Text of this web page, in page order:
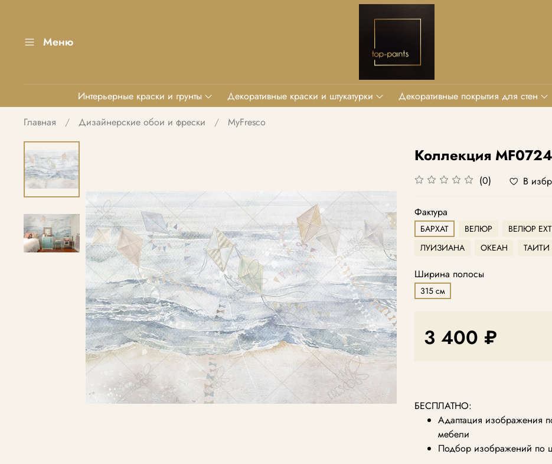
Меню
Интерьерные краски и грунты Декоративные краски и штукатурки Декоративные покрытия для стен
Главная
Дизайнерские обои и фрески MyFresco
Коллекция MF0724
(0) В
Фактура
БАРХАТ ВЕЛЮР ВЕЛЮР
ЛУИЗИАНА
ОКЕАН ТАИТИ
Ширина полосы
315 см
3 400 ₽
БЕСПЛАТНО:
Адаптация изображения
мебели
Подбор изображений по